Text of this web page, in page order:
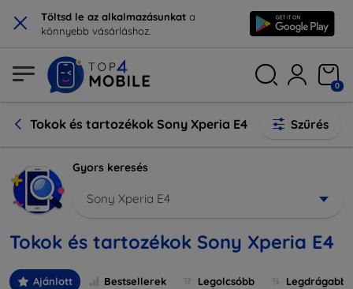
× Töltsd le az alkalmazásunkat a
könnyebb vásárláshoz.
0
Tokok és tartozékok Sony Xperia E4 Szűrés
Gyors keresés
Sony Xperia E4
Tokok és tartozékok Sony Xperia E4
Ajánlott Bestsellerek Legolcsóbb Legdrágabb